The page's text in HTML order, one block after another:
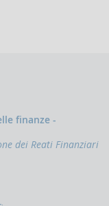
finanze -
dei Reati Finanziari